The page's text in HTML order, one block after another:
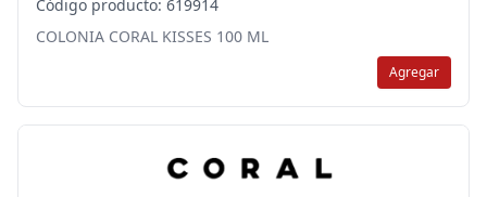
Código producto: 619914
COLONIA CORAL KISSES 100 ML
Agregar